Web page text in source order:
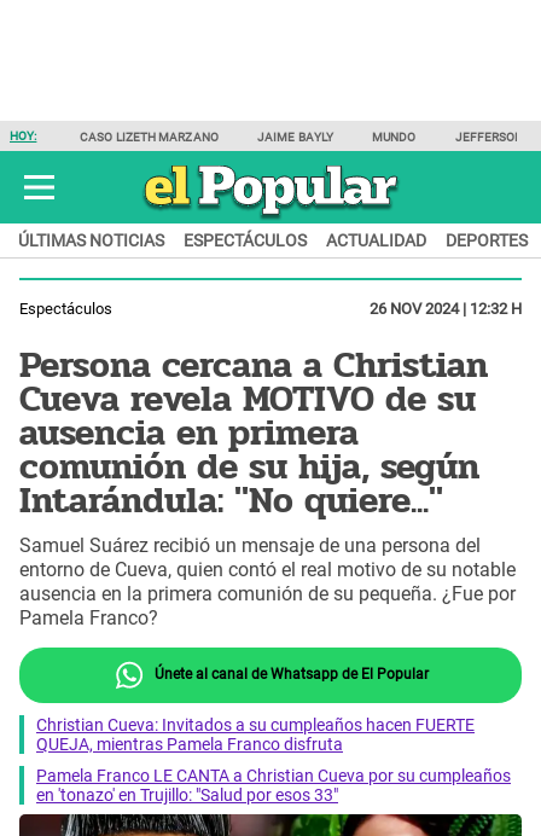
HOY: CASO LIZETH MARZANO JAIME BAYLY MUNDO JEFFERSON
ÚLTIMAS NOTICIAS ESPECTÁCULOS ACTUALIDAD DEPORTES
Espectáculos 26 NOV 2024 | 12:32 H
Persona cercana a Christian
Cueva revela MOTIVO de su
ausencia en primera
comunión de su hija, según
Intarándula: "No quiere..."
Samuel Suárez recibió un mensaje de una persona del
entorno de Cueva, quien contó el real motivo de su notable
ausencia en la primera comunión de su pequeña. ¿Fue por
Pamela Franco?
Únete al canal de Whatsapp de El Popular
Christian Cueva: Invitados a su cumpleaños hacen FUERTE
QUEJA, mientras Pamela Franco disfruta
Pamela Franco LE CANTA a Christian Cueva por su cumpleaños
en 'tonazo' en Trujillo: "Salud por esos 33"